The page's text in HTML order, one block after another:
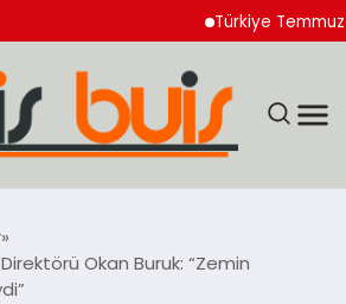
Türkiye Temmuz Ayı
Okan Buruk: “Zemin